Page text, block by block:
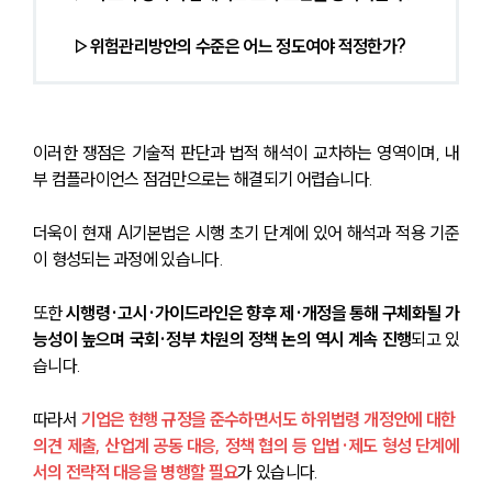
▷위험관리방안의 수준은 어느 정도여야 적정한가?
이러한 쟁점은 기술적 판단과 법적 해석이 교차하는 영역이며, 내
부 컴플라이언스 점검만으로는 해결되기 어렵습니다.
더욱이 현재 AI기본법은 시행 초기 단계에 있어 해석과 적용 기준
이 형성되는 과정에 있습니다.
또한 시행령·고시·가이드라인은 향후 제·개정을 통해 구체화될 가
능성이 높으며 국회·정부 차원의 정책 논의 역시 계속 진행되고 있
습니다.
따라서 기업은 현행 규정을 준수하면서도 하위법령 개정안에 대한
의견 제출, 산업계 공동 대응, 정책 협의 등 입법·제도 형성 단계에
서의 전략적 대응을 병행할 필요가 있습니다.